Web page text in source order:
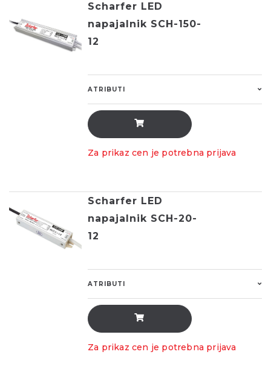
Scharfer LED
napajalnik SCH-150-
12
ATRIBUTI
Za prikaz cen je potrebna prijava
Scharfer LED
napajalnik SCH-20-
12
ATRIBUTI
Za prikaz cen je potrebna prijava